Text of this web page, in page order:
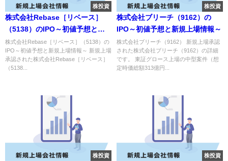
株投資
株式会社Rebase［リベース］
（5138）のIPO～初値予想と新
規上場情報～
株式会社Rebase［リベース］（5138）の
IPO～初値予想と新規上場情報～ 新規上場
承認された株式会社Rebase［リベース］
（5138...
株投資
株式会社ブリーチ（9162）の
IPO～初値予想と新規上場情報～
株式会社ブリーチ（9162） 新規上場承認
された株式会社ブリーチ（9162）の詳細
です。 東証グロース上場の中型案件（想
定時価総額313億円...
株投資 株投資